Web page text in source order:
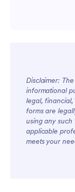
Disclaimer:
informational
legal,
forms are
using any
applicable
meets your